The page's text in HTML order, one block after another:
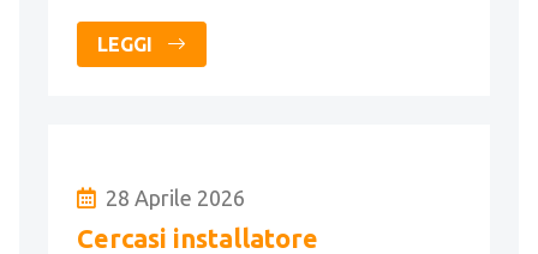
LEGGI
28 Aprile 2026
Cercasi installatore